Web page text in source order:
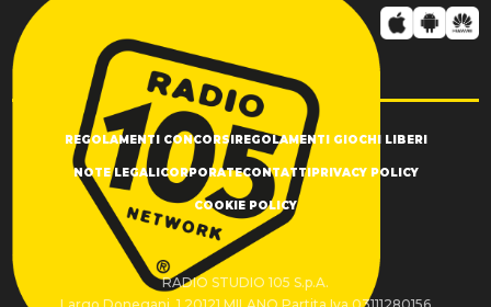
REGOLAMENTI CONCORSIREGOLAMENTI GIOCHI LIBERI
NOTE LEGALICORPORATECONTATTIPRIVACY POLICY
COOKIE POLICY
RADIO STUDIO 105 S.p.A.